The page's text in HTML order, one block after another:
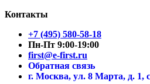
Контакты
+7 (495) 580-58-18
Пн-Пт 9:00-19:00
first@e-first.ru
Обратная связь
г. Москва, ул. 8 Марта, д. 1,